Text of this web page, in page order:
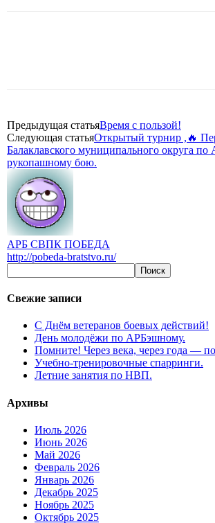
Предыдущая статьяВремя с пользой!
Следующая статьяОткрытый турнир ,🔥
Балаклавского муниципального округа по
рукопашному бою.
АРБ СВПК ПОБЕДА
http://pobeda-bratstvo.ru/
Свежие записи
С Днём ветеранов боевых действий!
День молодёжи по АРБэшному.
Помните! Через века, через года —
Учебно-тренировочные спарринги.
Летние занятия по НВП.
Архивы
Июль 2026
Июнь 2026
Май 2026
Февраль 2026
Январь 2026
Декабрь 2025
Ноябрь 2025
Октябрь 2025